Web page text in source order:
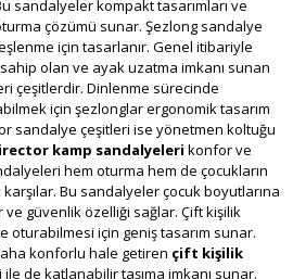
sandalyeler kompakt tasarımları ve
çözümü sunar. Şezlong sandalye
için tasarlanır. Genel itibariyle
olan ve ayak uzatma imkanı sunan
çeşitlerdir. Dinlenme sürecinde
için şezlonglar ergonomik tasarım
sandalye çeşitleri ise yönetmen koltuğu
kamp sandalyeleri konfor ve
hem oturma hem de çocukların
karşılar. Bu sandalyeler çocuk boyutlarına
ve güvenlik özelliği sağlar. Çift kişilik
oturabilmesi için geniş tasarım sunar.
konforlu hale getiren çift kişilik
de katlanabilir taşıma imkanı sunar.